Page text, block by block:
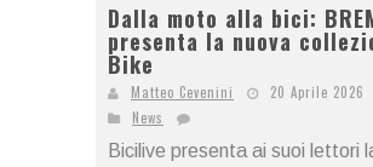
Dalla moto alla bici:
presenta la nuova
Bike
Matteo Cevenini
20 Aprile 2026
News
Bicilive presenta ai suoi lettori